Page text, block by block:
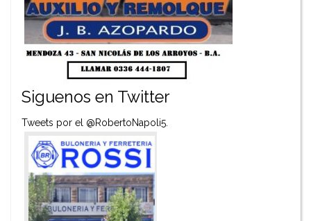
Siguenos en Twitter
Tweets por el @RobertoNapoli5.